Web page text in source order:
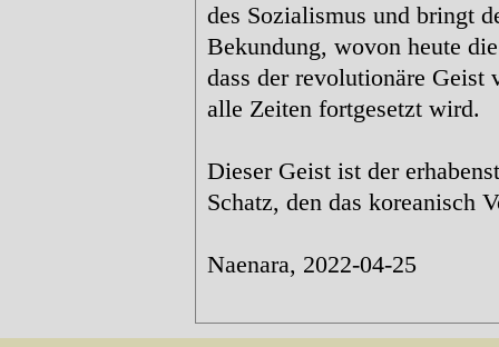
des Sozialismus und bringt
Bekundung, wovon heute
dass der revolutionäre
alle Zeiten fortgesetzt wird.
Dieser Geist ist der
Schatz, den das koreanisch
Naenara, 2022-04-25